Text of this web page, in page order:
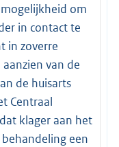
om
in contact te
in zoverre
van de
de huisarts
Centraal
klager aan het
een